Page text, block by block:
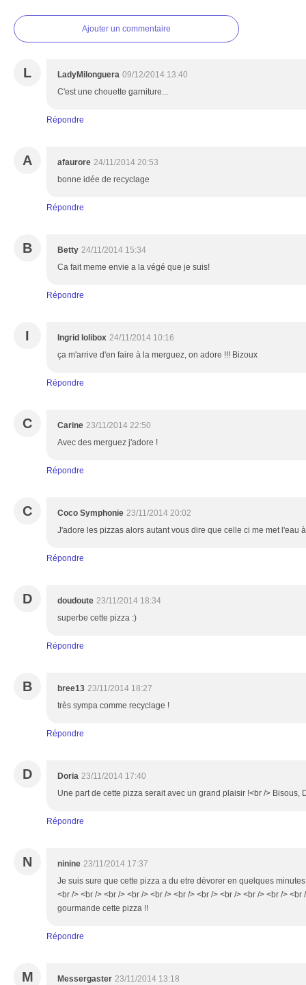
Ajouter un commentaire
L LadyMilonguera 09/12/2014 13:40
C'est une chouette garniture...
Répondre
A afaurore 24/11/2014 20:53
bonne idée de recyclage
Répondre
B Betty 24/11/2014 15:34
Ca fait meme envie a la végé que je suis!
Répondre
I Ingrid lolibox 24/11/2014 10:16
ça m'arrive d'en faire à la merguez, on adore !!! Bizoux
Répondre
C Carine 23/11/2014 22:50
Avec des merguez j'adore !
Répondre
C Coco Symphonie 23/11/2014 20:02
J'adore les pizzas alors autant vous dire que celle ci me met l'eau
Répondre
D doudoute 23/11/2014 18:34
superbe cette pizza :)
Répondre
B bree13 23/11/2014 18:27
très sympa comme recyclage !
Répondre
D Doria 23/11/2014 17:40
Une part de cette pizza serait avec un grand plaisir !<br /> Bisous,
Répondre
N ninine 23/11/2014 17:37
Je suis sure que cette pizza a du etre dévorer en quelques
<br /> <br /> <br /> <br /> <br /> <br /> <br /> <br /> <br /> <br />
gourmande cette pizza !!
Répondre
M Messergaster 23/11/2014 13:18